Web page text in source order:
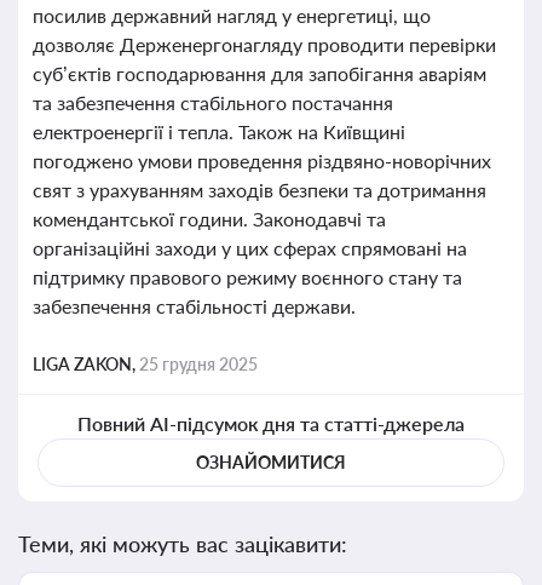
посилив державний нагляд у енергетиці, що
дозволяє Держенергонагляду проводити перевірки
суб’єктів господарювання для запобігання аваріям
та забезпечення стабільного постачання
електроенергії і тепла. Також на Київщині
погоджено умови проведення різдвяно-новорічних
свят з урахуванням заходів безпеки та дотримання
комендантської години. Законодавчі та
організаційні заходи у цих сферах спрямовані на
підтримку правового режиму воєнного стану та
забезпечення стабільності держави.
LIGA ZAKON, 25 грудня 2025
Повний AI-підсумок дня та статті-джерела
ОЗНАЙОМИТИСЯ
Теми, які можуть вас зацікавити: